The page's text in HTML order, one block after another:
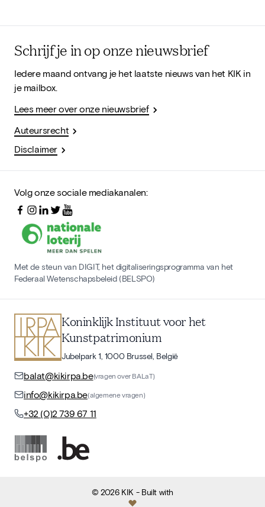
Schrijf je in op onze nieuwsbrief
Iedere maand ontvang je het laatste nieuws van het KIK in
je mailbox.
Lees meer over onze nieuwsbrief
Auteursrecht
Disclaimer
Volg onze sociale mediakanalen:
Met de steun van DIGIT, het digitaliseringsprogramma van het
Federaal Wetenschapsbeleid (BELSPO)
Koninklijk Instituut voor het
Kunstpatrimonium
Jubelpark 1, 1000 Brussel, België
balat@kikirpa.be(vragen over BALaT)
info@kikirpa.be(algemene vragen)
+32 (0)2 739 67 11
©2026 KIK - Built with